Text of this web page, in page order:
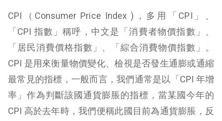
CPI（Consumer Price Index )，多用「CPI」、
「CPI 指數」稱呼，中文是「消費者物價指數」、
「居民消費價格指數」、「綜合消費物價指數」。
CPI 是用來衡量物價變化、檢視是否發生通膨或通縮
最常見的指標，一般而言，我們通常是以「CPI 年增
率」作為判斷該國通貨膨脹的指標，當某國今年的
CPI 高於去年時，我們便稱此國目前為通貨膨脹，反